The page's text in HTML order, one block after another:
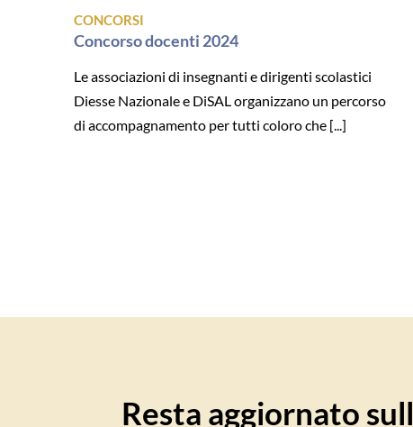
CONCORSI
Concorso docenti 2024
Le associazioni di insegnanti e dirigenti scolastici
Diesse Nazionale e DiSAL organizzano un percorso
di accompagnamento per tutti coloro che [...]
Resta aggiornato